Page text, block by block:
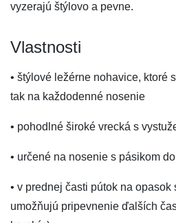
vyzerajú štýlovo a pevne.
Vlastnosti
• štýlové ležérne nohavice, ktoré
tak na každodenné nosenie
• pohodlné široké vrecká s
• určené na nosenie s pásikom
• v prednej časti pútok na opasok
umožňujú pripevnenie ďalších